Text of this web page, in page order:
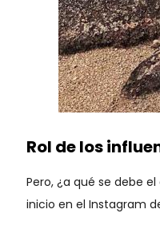
Rol de los
Pero, ¿a qué se debe
inicio en el Instagram